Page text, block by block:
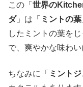
この「 世界の
ダ」は「 ミントの葉
したミントの葉を
で、爽やかな味わい
ちなみに「 ミント